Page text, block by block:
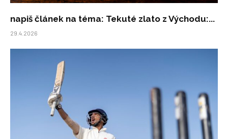
napiš článek na téma: Tekuté zlato z Východu:...
29.4.2026